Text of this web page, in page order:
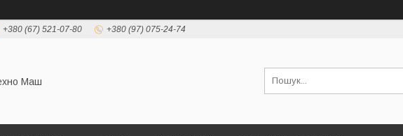
+380 (67) 521-07-80 +380 (97) 075-24-74
Маш